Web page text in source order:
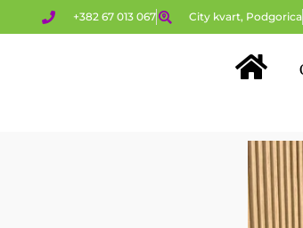
+382 67 013 067 City kvart, Podgorica
Početna